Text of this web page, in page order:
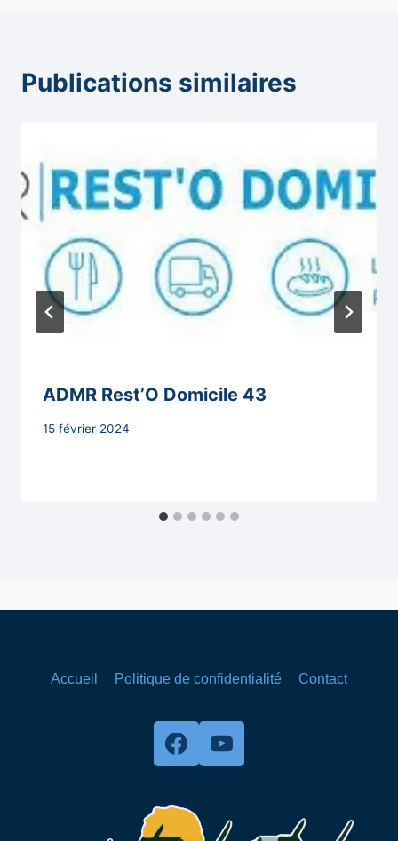
Publications similaires
ADMR Rest’O Domicile 43
Par
15 février 2024
Accueil Politique de confidentialité Contact